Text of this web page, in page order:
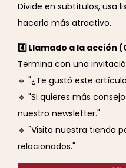
Divide en subtítulos, usa
hacerlo más atractivo.
4️⃣ Llamado a la acción
Termina con una
🔹 "¿Te gustó este
🔹 "Si quieres más
nuestro newsletter."
🔹 "Visita nuestra tienda
relacionados."